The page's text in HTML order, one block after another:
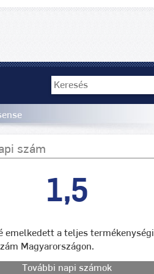
szám
1,5
emelkedett a teljes termékenységi
Magyarországon.
További napi számok